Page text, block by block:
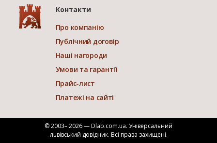
Контакти
Про компанію
Публічний договір
Наші нагороди
Умови та гарантії
Прайс-лист
Платежі на сайті
© 2003– 2026 — Dlab.com.ua. Універсальний
львівський довідник. Всі права захищені.